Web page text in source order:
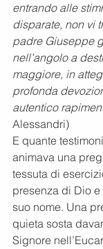
entrando alle
disparate, non vi
padre Giuseppe
nell’angolo a
maggiore, in
profonda
autentico
Alessandri)
E quante
animava una
tessuta di
presenza di Dio
suo nome. Una
quieta sosta
Signore